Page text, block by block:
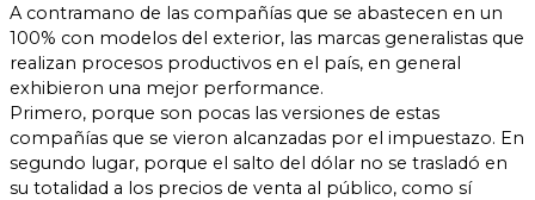
A contramano de las compañías que se abastecen en un
100% con modelos del exterior, las marcas generalistas que
realizan procesos productivos en el país, en general
exhibieron una mejor performance.
Primero, porque son pocas las versiones de estas
compañías que se vieron alcanzadas por el impuestazo. En
segundo lugar, porque el salto del dólar no se trasladó en
su totalidad a los precios de venta al público, como sí